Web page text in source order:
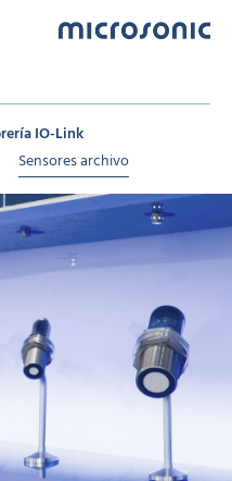
IO-Link
Sensores archivo